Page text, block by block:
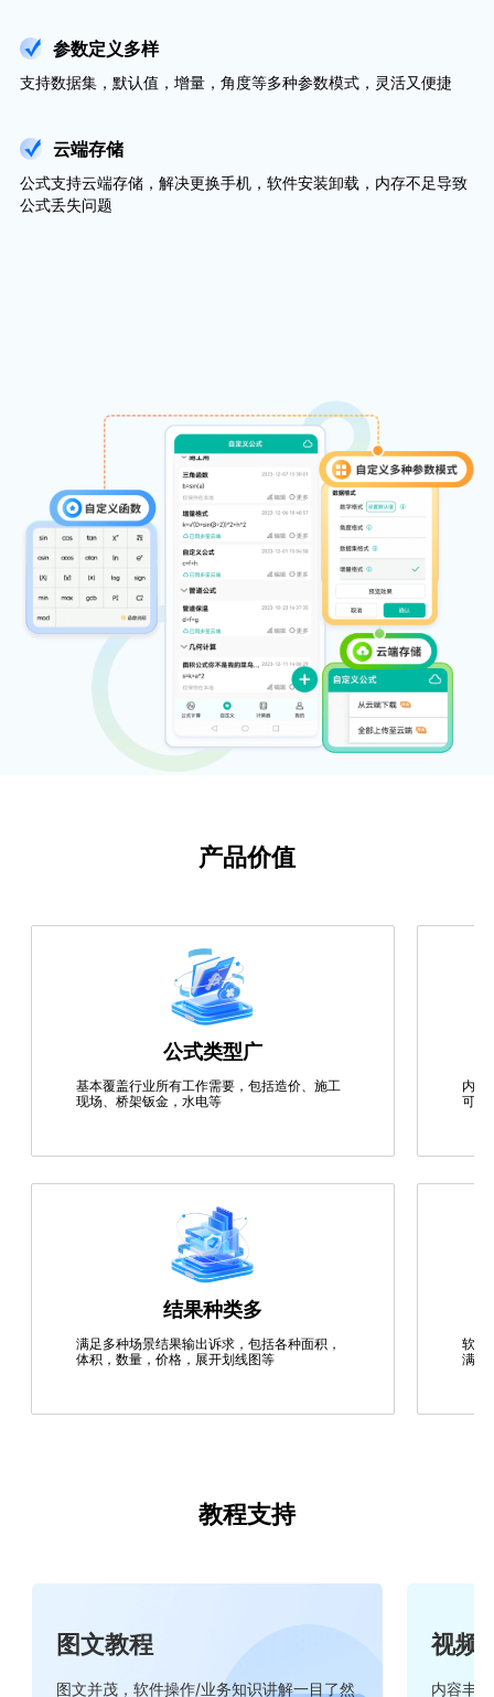
参数定义多样
支持数据集，默认值，增量，角度等多种参数模式，灵活又便捷
云端存储
公式支持云端存储，解决更换手机，软件安装卸载，内存不足导致
公式丢失问题
产品价值
公式类型广
基本覆盖行业所有工作需要，包括造价、施工
现场、桥架钣金，水电等
结果种类多
满足多种场景结果输出诉求，包括各种面积，
体积，数量，价格，展开划线图等
内置
可溯
软件
满足
教程支持
图文教程
图文并茂，软件操作/业务知识讲解一目了然
视频
内容丰